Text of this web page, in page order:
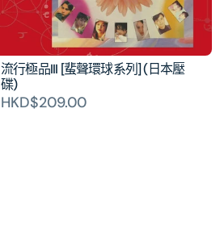
流行極品III [蜚聲環球系列] (日本壓
碟)
HKD$209.00